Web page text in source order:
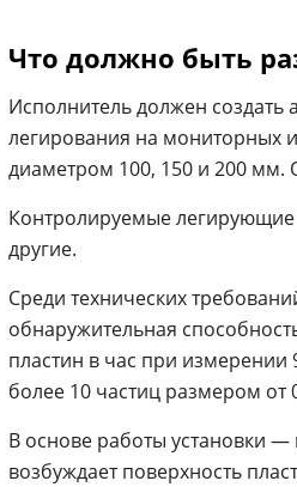
Что должно быть
Исполнитель должен создать
легирования на мониторных
диаметром 100, 150 и 200 мм.
Контролируемые
другие.
Среди технических
обнаружительная
пластин в час при
более 10 частиц размером
В основе работы установки —
возбуждает поверхность